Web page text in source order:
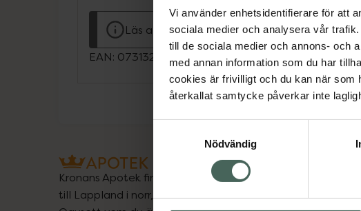
Vi använder enhetsidentifierare för att
sociala medier och analysera vår
till de sociala medier och annons- och
med annan information som du har
cookies är frivilligt och du kan när som
återkallat samtycke påverkar inte
Nödvändig
Läs alltid bipacksedeln innan användning.
EAN: 07313273236346
Kronans Apotek finns här för dig. Du hittar oss från Skåne i
till Lappland i norr, och online i mobilen och på datorn.